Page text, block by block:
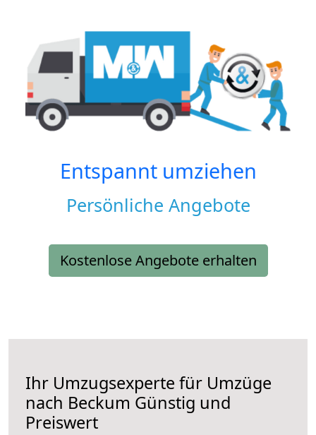
Entspannt umziehen
Persönliche Angebote
Kostenlose Angebote erhalten
Ihr Umzugsexperte für Umzüge
nach Beckum Günstig und
Preiswert